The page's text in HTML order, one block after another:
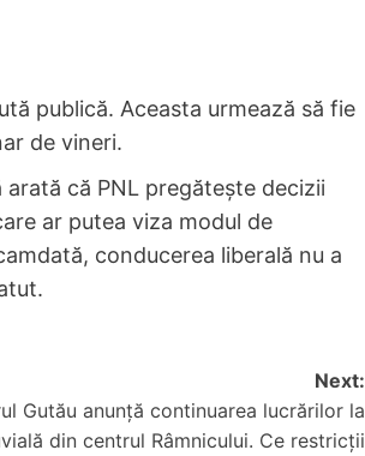
publică. Aceasta urmează să fie
de vineri.
că PNL pregătește decizii
ar putea viza modul de
conducerea liberală nu a
Next:
Gutău anunță continuarea lucrărilor la
din centrul Râmnicului. Ce restricții